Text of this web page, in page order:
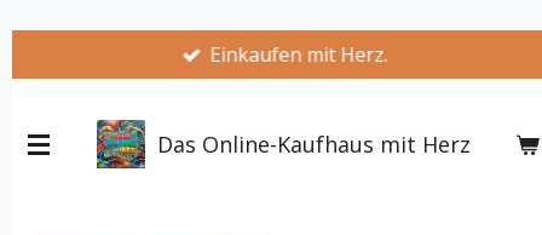
springen
Einkaufen mit Herz.
Das Online-Kaufhaus mit Herz